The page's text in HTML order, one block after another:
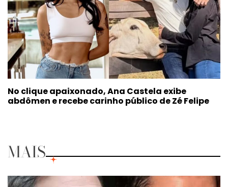
No clique apaixonado, Ana Castela exibe
abdômen e recebe carinho público de Zé Felipe
MAIS